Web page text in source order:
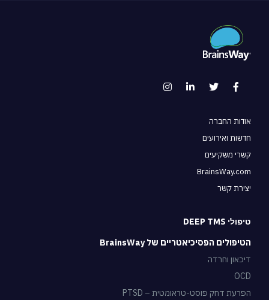
אודות החברה
חדשות ואירועים
קשרי משקיעים
BrainsWay.com
יצירת קשר
טיפולי DEEP TMS
הטיפולים הפסיכיאטריים של BrainsWay
דיכאון וחרדה
OCD
הפרעת דחק פוסט-טראומטית – PTSD